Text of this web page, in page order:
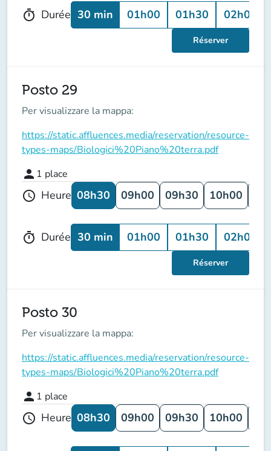
timer Durée 30 min 01h00 01h30 02h00
Réserver
Posto 29
Per visualizzare la mappa:
https://static.affluences.media/reservation/resource-
types-maps/Biologici%20Piano%20terra.pdf
person 1 place
schedule Heure 08h30 09h00 09h30 10h00
timer Durée 30 min 01h00 01h30 02h00
Réserver
Posto 30
Per visualizzare la mappa:
https://static.affluences.media/reservation/resource-
types-maps/Biologici%20Piano%20terra.pdf
person 1 place
schedule Heure 08h30 09h00 09h30 10h00